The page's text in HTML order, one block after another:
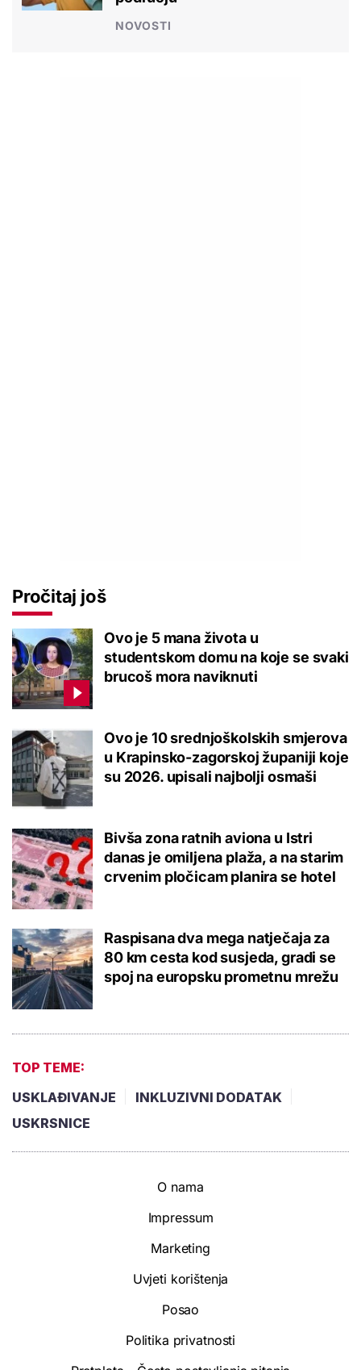
NOVOSTI
Pročitaj još
Ovo je 5 mana života u
studentskom domu na koje se svaki
brucoš mora naviknuti
Ovo je 10 srednjoškolskih smjerova
u Krapinsko-zagorskoj županiji koje
su 2026. upisali najbolji osmaši
Bivša zona ratnih aviona u Istri
danas je omiljena plaža, a na starim
crvenim pločicam planira se hotel
Raspisana dva mega natječaja za
80 km cesta kod susjeda, gradi se
spoj na europsku prometnu mrežu
TOP TEME:
USKLAĐIVANJE
INKLUZIVNI DODATAK
USKRSNICE
O nama
Impressum
Marketing
Uvjeti korištenja
Posao
Politika privatnosti